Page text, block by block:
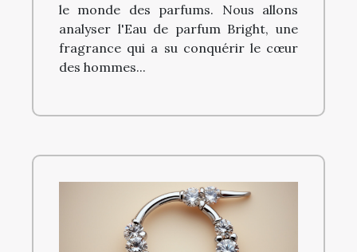
le monde des parfums. Nous allons
analyser l'Eau de parfum Bright, une
fragrance qui a su conquérir le cœur
des hommes...